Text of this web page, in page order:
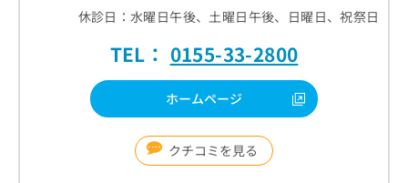
休診日：水曜日午後、土曜日午後、日曜日、祝祭日
TEL： 0155-33-2800
ホームページ
クチコミを見る